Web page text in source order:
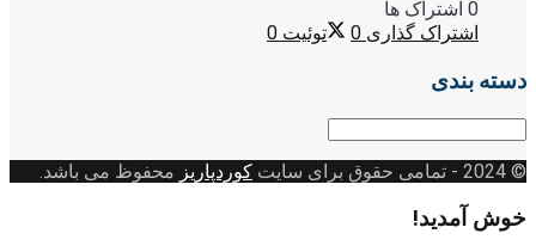
0 اشتراک ها
اشتراک گذاری 0 توئیت 0
دسته بندی
دسته
© 2024
- تمامی حقوق برای سایت کوردپاریز محفوظ می باشد.
خوش آمدید!